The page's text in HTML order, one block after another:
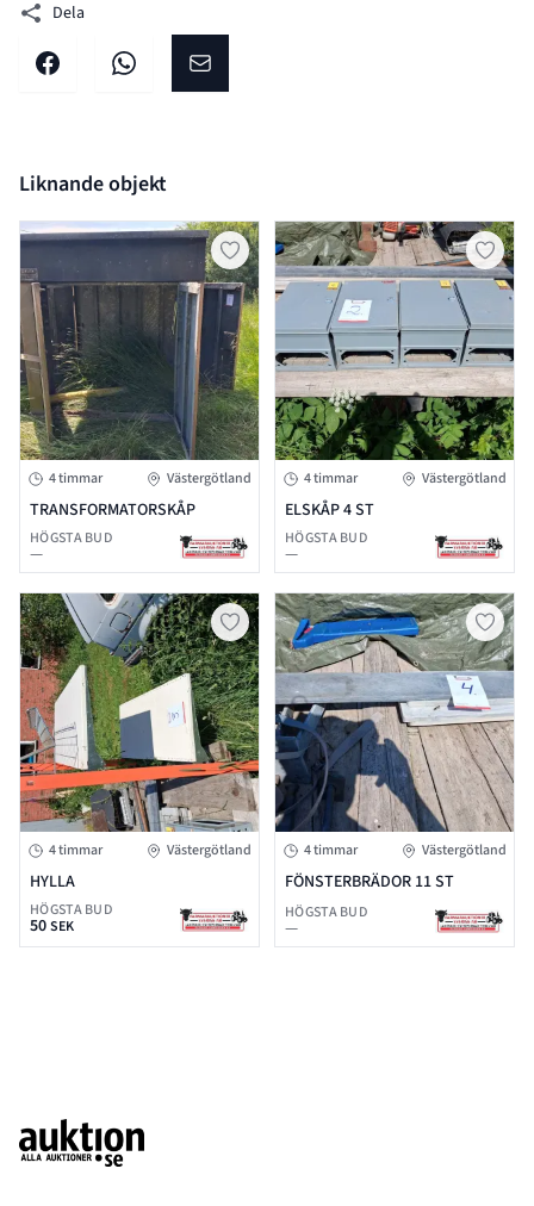
Dela
Dela på facebookDela på WhatsAppDela på E-post
Liknande objekt
4 timmar Västergötland
TRANSFORMATORSKÅP
HÖGSTA BUD
—
4 timmar Västergötland
ELSKÅP 4 ST
HÖGSTA BUD
—
4 timmar Västergötland
HYLLA
HÖGSTA BUD
50SEK
4 timmar Västergötland
FÖNSTERBRÄDOR 11 ST
HÖGSTA BUD
—